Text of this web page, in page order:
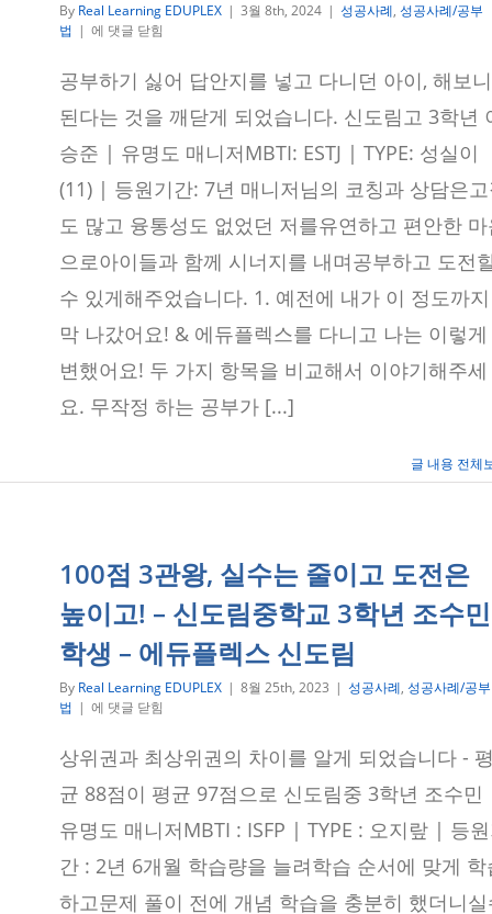
By Real Learning EDUPLEX | 3월 8th, 2024 | 성공사례, 성공사례/공부
법 | 사
산
을
극
복
하
고
수
리
술
최
초
합
까
지
–
신
3
승
준
학
생
–
에
듀
플
렉
신
림
에 댓글 닫힘
공부하기 싫어 답안지를 넣고 다니던 아이, 해보니
된다는 것을 깨닫게 되었습니다. 신도림고 3학년
승준 | 유명도 매니저MBTI: ESTJ | TYPE: 성실이
(11) | 등원기간: 7년 매니저님의 코칭과 상담은고
도 많고 융통성도 없었던 저를유연하고 편안한 마
으로아이들과 함께 시너지를 내며공부하고 도전
수 있게해주었습니다. 1. 예전에 내가 이 정도까지
막 나갔어요! & 에듀플렉스를 다니고 나는 이렇게
변했어요! 두 가지 항목을 비교해서 이야기해주세
요. 무작정 하는 공부가 [...]
글 내용 전체
100점 3관왕, 실수는 줄이고 도전은
높이고! – 신도림중학교 3학년 조수민
학생 – 에듀플렉스 신도림
By Real Learning EDUPLEX | 8월 25th, 2023 | 성공사례, 성공사례/공부
법 | 100
3
관
왕,
실
수
는
줄
고
에 댓글 닫힘
상위권과 최상위권의 차이를 알게 되었습니다 - 평
균 88점이 평균 97점으로 신도림중 3학년 조수민
유명도 매니저MBTI : ISFP | TYPE : 오지랖 | 등원
간 : 2년 6개월 학습량을 늘려학습 순서에 맞게 학
하고문제 풀이 전에 개념 학습을 충분히 했더니실